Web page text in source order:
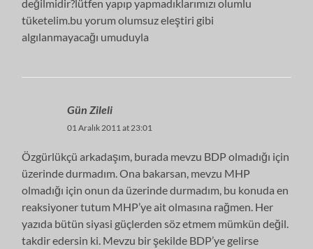
değilmidir?lütfen yapıp yapmadıklarımızı olumlu
tüketelim.bu yorum olumsuz eleştiri gibi
algılanmayacağı umuduyla
Gün Zileli
01 Aralık 2011 at 23:01
Özgürlükçü arkadaşım, burada mevzu BDP olmadığı için
üzerinde durmadım. Ona bakarsan, mevzu MHP
olmadığı için onun da üzerinde durmadım, bu konuda en
reaksiyoner tutum MHP’ye ait olmasına rağmen. Her
yazıda bütün siyasi güçlerden söz etmem mümkün değil.
takdir edersin ki. Mevzu bir şekilde BDP’ye gelirse